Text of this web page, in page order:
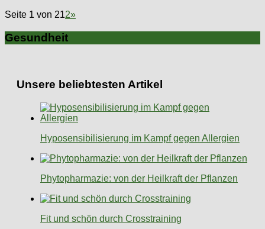
Seite 1 von 212»
Gesundheit
Unsere beliebtesten Artikel
Hyposensibilisierung im Kampf gegen Allergien
Phytopharmazie: von der Heilkraft der Pflanzen
Fit und schön durch Crosstraining